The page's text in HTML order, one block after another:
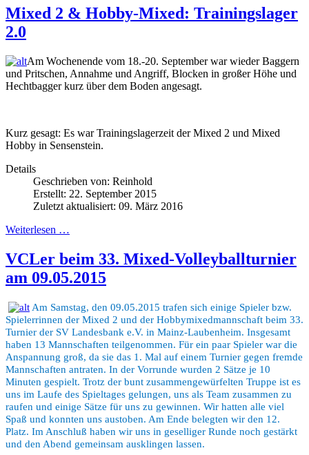
Mixed 2 & Hobby-Mixed: Trainingslager
2.0
Am Wochenende vom 18.-20. September war wieder Baggern
und Pritschen, Annahme und Angriff, Blocken in großer Höhe und
Hechtbagger kurz über dem Boden angesagt.
Kurz gesagt: Es war Trainingslagerzeit der Mixed 2 und Mixed
Hobby in Sensenstein.
Details
Geschrieben von: Reinhold
Erstellt: 22. September 2015
Zuletzt aktualisiert: 09. März 2016
Weiterlesen …
VCLer beim 33. Mixed-Volleyballturnier
am 09.05.2015
Am Samstag, den 09.05.2015 trafen sich einige Spieler bzw.
Spielerrinnen der Mixed 2 und der Hobbymixedmannschaft beim 33.
Turnier der SV Landesbank e.V. in Mainz-Laubenheim. Insgesamt
haben 13 Mannschaften teilgenommen. Für ein paar Spieler war die
Anspannung groß, da sie das 1. Mal auf einem Turnier gegen fremde
Mannschaften antraten. In der Vorrunde wurden 2 Sätze je 10
Minuten gespielt. Trotz der bunt zusammengewürfelten Truppe ist es
uns im Laufe des Spieltages gelungen, uns als Team zusammen zu
raufen und einige Sätze für uns zu gewinnen. Wir hatten alle viel
Spaß und konnten uns austoben. Am Ende belegten wir den 12.
Platz. Im Anschluß haben wir uns in geselliger Runde noch gestärkt
und den Abend gemeinsam ausklingen lassen.